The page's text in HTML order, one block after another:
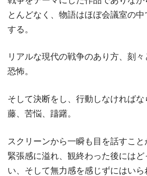
とんどなく、物語はほぼ会議室の
する。
リアルな現代の戦争のあり方、刻
恐怖。
そして決断をし、行動しなければ
藤、苦悩、躊躇。
スクリーンから一瞬も目を話すこ
緊張感に溢れ、観終わった後にはど
い、そして無力感を感じずにはいら